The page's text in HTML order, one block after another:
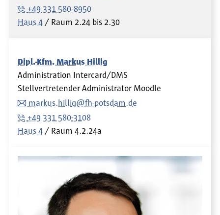
+49 331 580-8950
Haus 4
Raum 2.24 bis 2.30
Dipl.-Kfm. Markus Hillig
Administration Intercard/DMS
Stellvertretender Administrator Moodle
markus.hillig@fh-potsdam.de
+49 331 580-3108
Haus 4
Raum 4.2.24a